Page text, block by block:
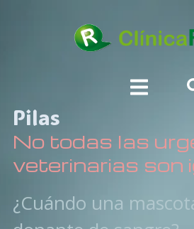
Pilas
No todas las
veterinarias son
¿Cuándo una